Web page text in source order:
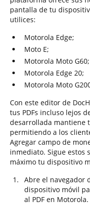
pantalla de tu
utilices:
Motorola Edge;
Moto E;
Motorola Moto G60;
Motorola Edge 20;
Motorola Moto
Con este editor de
tus PDFs incluso lejos
desarrollada mantiene
permitiendo a los
Agregar campo de
inmediato. Sigue estos
máximo tu dispositivo
Abre el navegador
dispositivo móvil
al PDF en Motorola.